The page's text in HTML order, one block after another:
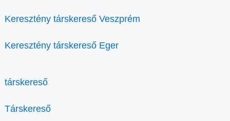
Keresztény társkereső Veszprém
Keresztény társkereső Eger
társkereső
Társkereső